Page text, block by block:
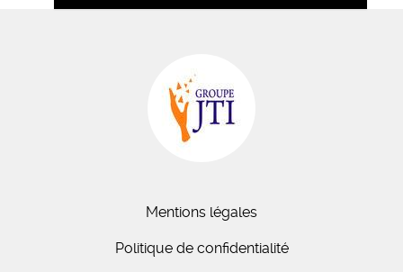
Mentions légales
Politique de confidentialité